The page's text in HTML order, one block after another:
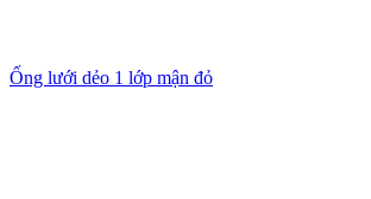
Ống lưới dẻo 1 lớp mận đỏ